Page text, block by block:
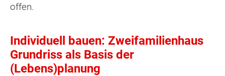
offen.
Individuell bauen: Zweifamilienhaus
Grundriss als Basis der
(Lebens)planung